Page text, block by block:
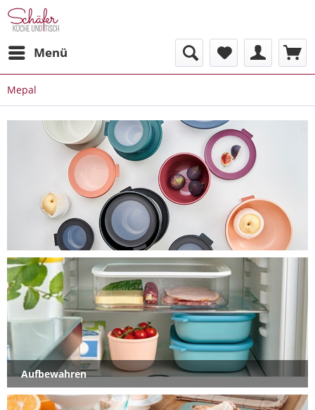
Menü
Mepal
Aufbewahren